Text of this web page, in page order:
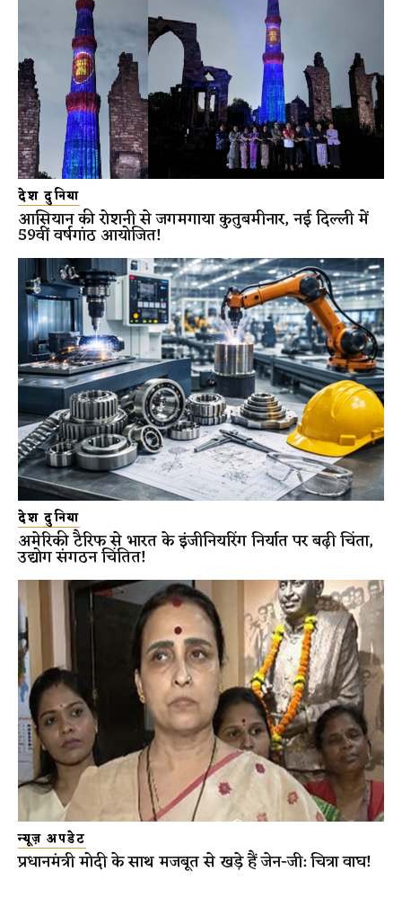
देश दुनिया
आसियान की रोशनी से जगमगाया कुतुबमीनार, नई दिल्ली में
59वीं वर्षगांठ आयोजित!
देश दुनिया
अमेरिकी टैरिफ से भारत के इंजीनियरिंग निर्यात पर बढ़ी चिंता,
उद्योग संगठन चिंतित!
न्यूज़ अपडेट
प्रधानमंत्री मोदी के साथ मजबूत से खड़े हैं जेन-जी: चित्रा वाघ!